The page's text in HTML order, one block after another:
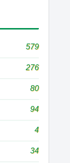
579
276
80
94
4
34